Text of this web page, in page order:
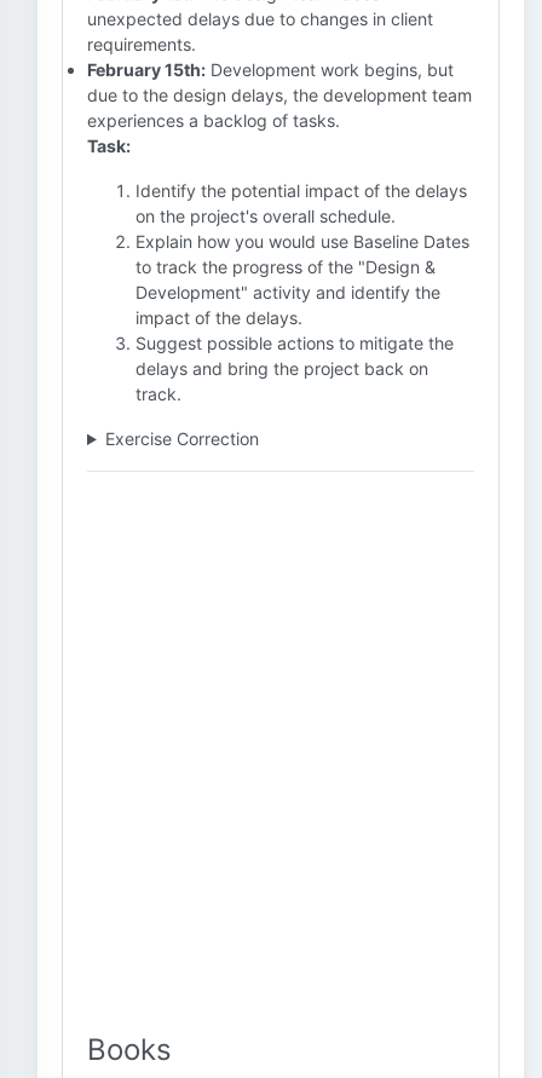
unexpected delays due to changes in client
requirements.
February 15th: Development work begins, but
due to the design delays, the development team
experiences a backlog of tasks.
Task:
Identify the potential impact of the delays
on the project's overall schedule.
Explain how you would use Baseline Dates
to track the progress of the "Design &
Development" activity and identify the
impact of the delays.
Suggest possible actions to mitigate the
delays and bring the project back on
track.
Exercise Correction
Books